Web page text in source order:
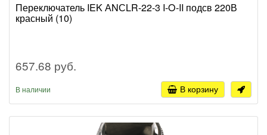
Переключатель IEK АNСLR-22-3 I-O-II подсв 220В
красный (10)
657.68 руб.
В наличии В корзину